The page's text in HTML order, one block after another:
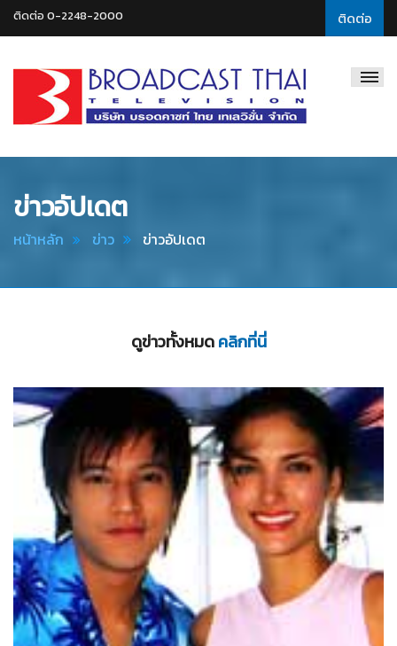
ติดต่อ
ติดต่อ 0-2248-2000
Thai
ข่าวอัปเดต
หน้าหลัก ข่าว ข่าวอัปเดต
ดูข่าวทั้งหมดคลิกที่นี่